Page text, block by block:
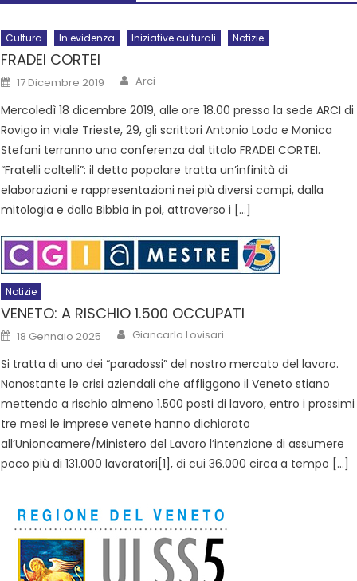
Cultura In evidenza Iniziative culturali Notizie
FRADEI CORTEI
17 Dicembre 2019 Arci
Mercoledì 18 dicembre 2019, alle ore 18.00 presso la sede ARCI di
Rovigo in viale Trieste, 29, gli scrittori Antonio Lodo e Monica
Stefani terranno una conferenza dal titolo FRADEI CORTEI.
“Fratelli coltelli”: il detto popolare tratta un’infinità di
elaborazioni e rappresentazioni nei più diversi campi, dalla
mitologia e dalla Bibbia in poi, attraverso i […]
Notizie
VENETO: A RISCHIO 1.500 OCCUPATI
18 Gennaio 2025 Giancarlo Lovisari
Si tratta di uno dei “paradossi” del nostro mercato del lavoro.
Nonostante le crisi aziendali che affliggono il Veneto stiano
mettendo a rischio almeno 1.500 posti di lavoro, entro i prossimi
tre mesi le imprese venete hanno dichiarato
all’Unioncamere/Ministero del Lavoro l’intenzione di assumere
poco più di 131.000 lavoratori[1], di cui 36.000 circa a tempo […]